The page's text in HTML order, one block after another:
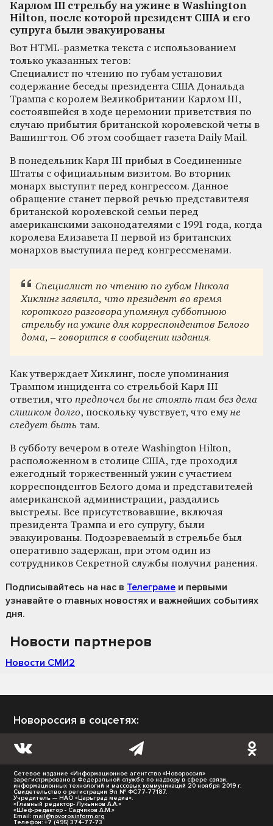
Карлом III стрельбу на ужине в Washington
Hilton, после которой президент США и его
супруга были эвакуированы
Вот HTML-разметка текста с использованием
только указанных тегов:
Специалист по чтению по губам установил
содержание беседы президента США Дональда
Трампа с королем Великобритании Карлом III,
состоявшейся в ходе церемонии приветствия по
случаю прибытия британской королевской четы в
Вашингтон. Об этом сообщает газета Daily Mail.
В понедельник Карл III прибыл в Соединенные
Штаты с официальным визитом. Во вторник
монарх выступит перед конгрессом. Данное
обращение станет первой речью представителя
британской королевской семьи перед
американскими законодателями с 1991 года, когда
королева Елизавета II первой из британских
монархов выступила перед конгрессменами.
Специалист по чтению по губам Никола
Хиклинг заявила, что президент во время
короткого разговора упомянул субботнюю
стрельбу на ужине для корреспондентов Белого
дома, – говорится в сообщении издания.
Как утверждает Хиклинг, после упоминания
Трампом инцидента со стрельбой Карл III
ответил, что предпочел бы не стоять там без дела
слишком долго, поскольку чувствует, что емуне
следует быть там.
В субботу вечером в отеле Washington Hilton,
расположенном в столице США, где проходил
ежегодный торжественный ужин с участием
корреспондентов Белого дома и представителей
американской администрации, раздались
выстрелы. Все присутствовавшие, включая
президента Трампа и его супругу, были
эвакуированы. Подозреваемый в стрельбе был
оперативно задержан, при этом один из
сотрудников Секретной службы получил ранения.
Подписывайтесь на нас в Телеграме и первыми
узнавайте о главных новостях и важнейших событиях
дня.
Новости партнеров
Новости СМИ2
Новороссия в соцсетях:
Сетевое издание «Информационное агентство «Новороссия»
зарегистрировано в Федеральной службе по надзору в сфере связи,
информационных технологий и массовых коммуникаций 20 ноября 2019 г.
Свидетельство о регистрации Эл № ФС77-77187.
Учредитель — НАО «Царьград медиа».
«Главный редактор- Лукьянов А.А.»
«Шеф-редактор - Садчиков А.М.»
Email: mail@novorosinform.org
Телефон: +7 (495) 374-77-73